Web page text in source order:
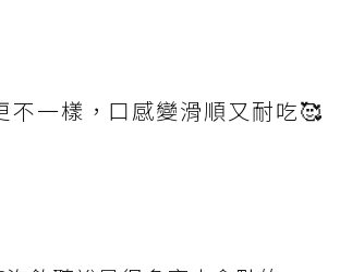
不一樣，口感變滑順又耐吃🥰